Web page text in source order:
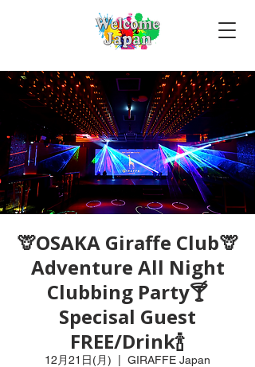
🦒OSAKA Giraffe Club🦒
Adventure All Night
Clubbing Party🍸
Specisal Guest
FREE/Drink🍾
12月21日(月) GIRAFFE Japan